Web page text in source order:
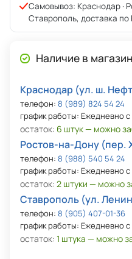
Самовывоз: Краснодар ·
Ставрополь, доставка по
Наличие в
Краснодар (ул. ш.
телефон: 8 (989) 824 54 24
график работы: Ежедневно
остаток: 6 штук — можно
Ростов-на-Дону (пер.
телефон: 8 (988) 540 54 24
график работы: Ежедневно
остаток: 2 штуки — можно
Ставрополь (ул.
телефон: 8 (905) 407-01-36
график работы: Ежедневно
остаток: 1 штука — можно